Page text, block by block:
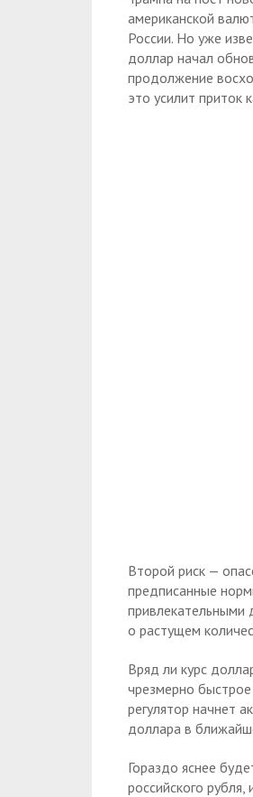
американской
России. Но уже
доллар начал
продолжение
это усилит приток
Второй риск —
предписанные
привлекательными
о растущем
Вряд ли курс
чрезмерно
регулятор начнет
доллара в
Гораздо яснее
российского